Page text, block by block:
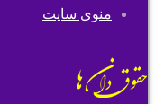
منوی سایت